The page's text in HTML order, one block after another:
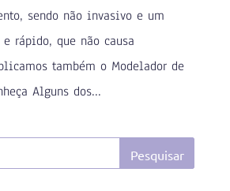
sendo não invasivo e um
rápido, que não causa
também o Modelador de
Alguns dos...